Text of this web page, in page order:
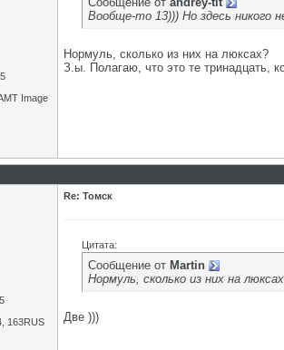
Image
Вообще-то 13))) Но здесь никого
Нормуль, сколько из них на люксах?
З.ы. Полагаю, что это те тринадцать,
163RUS
Re: Томск
Цитата:
Сообщение от Martin
Нормуль, сколько из них на
Две )))